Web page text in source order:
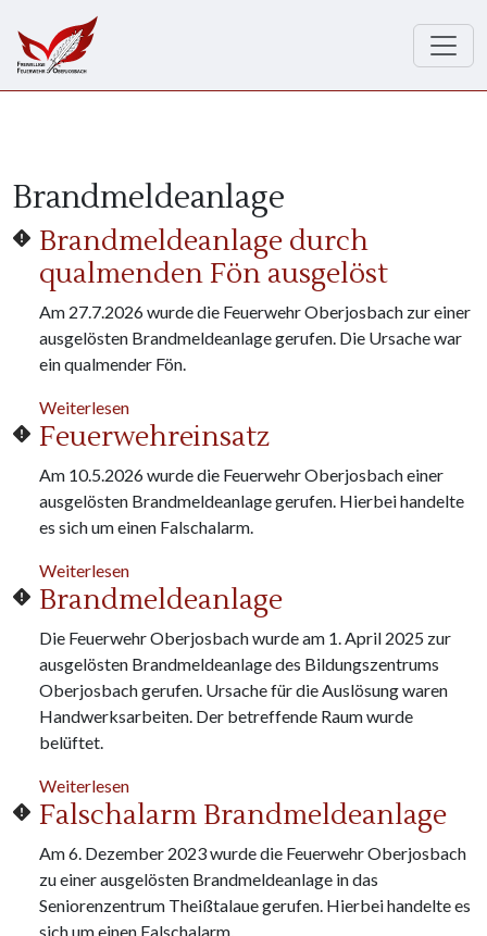
Brandmeldeanlage
Brandmeldeanlage durch
qualmenden Fön ausgelöst
Am 27.7.2026 wurde die Feuerwehr Oberjosbach zur einer
ausgelösten Brandmeldeanlage gerufen. Die Ursache war
ein qualmender Fön.
Weiterlesenüber Brandmeldeanlage durch qualmenden Fön
Feuerwehreinsatz
Am 10.5.2026 wurde die Feuerwehr Oberjosbach einer
ausgelösten Brandmeldeanlage gerufen. Hierbei handelte
es sich um einen Falschalarm.
Weiterlesenüber Feuerwehreinsatz
Brandmeldeanlage
Die Feuerwehr Oberjosbach wurde am 1. April 2025 zur
ausgelösten Brandmeldeanlage des Bildungszentrums
Oberjosbach gerufen. Ursache für die Auslösung waren
Handwerksarbeiten. Der betreffende Raum wurde
belüftet.
Weiterlesenüber Brandmeldeanlage
Falschalarm Brandmeldeanlage
Am 6. Dezember 2023 wurde die Feuerwehr Oberjosbach
zu einer ausgelösten Brandmeldeanlage in das
Seniorenzentrum Theißtalaue gerufen. Hierbei handelte es
sich um einen Falschalarm.